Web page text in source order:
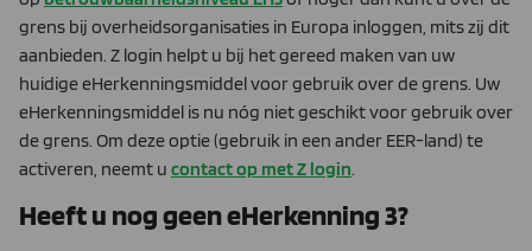
grens bij overheidsorganisaties in Europa inloggen, mits zij dit
aanbieden. Z login helpt u bij het gereed maken van uw
huidige eHerkenningsmiddel voor gebruik over de grens. Uw
eHerkenningsmiddel is nu nóg niet geschikt voor gebruik over
de grens. Om deze optie (gebruik in een ander EER-land) te
activeren, neemt u contact op met Z login.
Heeft u nog geen eHerkenning 3?